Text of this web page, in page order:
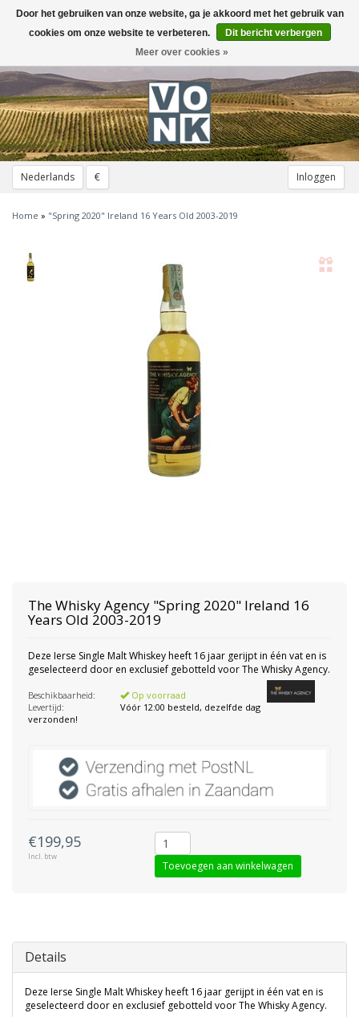
Nederlands € Inloggen
Toggle
navigation
Home » "Spring 2020" Ireland 16 Years Old 2003-2019
The Whisky Agency "Spring 2020" Ireland 16
Years Old 2003-2019
Deze Ierse Single Malt Whiskey heeft 16 jaar gerijpt in één vat en is
geselecteerd door en exclusief gebotteld voor The Whisky Agency.
Beschikbaarheid:
Op voorraad
Levertijd:
Vóór 12:00 besteld, dezelfde dag
verzonden!
€199,95
Incl. btw
Toevoegen aan winkelwagen
Details
Deze Ierse Single Malt Whiskey heeft 16 jaar gerijpt in één vat en is
geselecteerd door en exclusief gebotteld voor The Whisky Agency.
Door het gebruiken van onze website, ga je akkoord met het gebruik van
cookies om onze website te verbeteren.
Dit bericht verbergen
Meer over cookies »